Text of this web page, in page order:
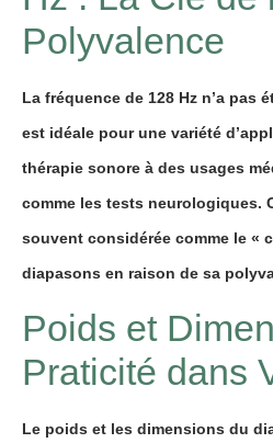
Polyvalence
La fréquence de 128 Hz n’a pas
est idéale pour une variété
thérapie sonore à des usages
comme les tests neurologiques.
souvent considérée comme le «
diapasons en raison de sa
Poids et
Praticité dans
Le poids et les dimensions du